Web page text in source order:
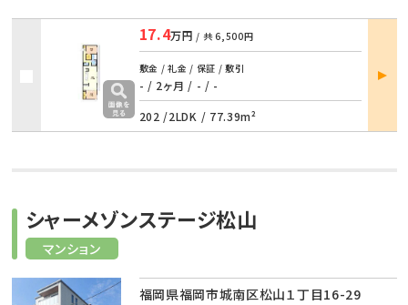
17.4万円 / 共6,500円
敷金 / 礼金 / 保証 / 敷引
- / 2ヶ月 / - / -
202 /2LDK / 77.39m²
部屋
詳細
マンション
シャーメゾンステージ松山
福岡県福岡市城南区松山１丁目16-29